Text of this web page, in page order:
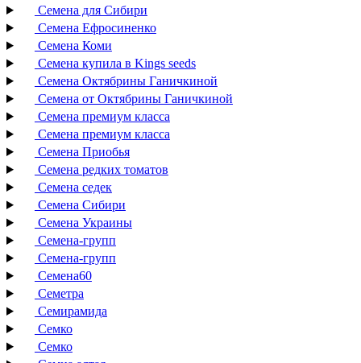
Семена для Сибири
Семена Ефросиненко
Семена Коми
Семена купила в Kings seeds
Семена Октябрины Ганичкиной
Семена от Октябрины Ганичкиной
Семена премиум класса
Семена премиум класса
Семена Приобья
Семена редких томатов
Семена седек
Семена Сибири
Семена Украины
Семена-групп
Семена-групп
Семена60
Семетра
Семирамида
Семко
Семко